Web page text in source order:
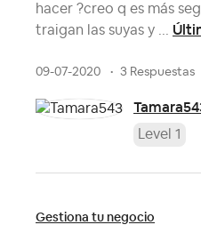
hacer ?creo q es más
traigan las suyas y ...
09-07-2020 3 Respuestas
Level 1
Gestiona tu negocio